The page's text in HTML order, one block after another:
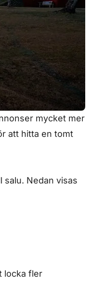
mycket mer
att hitta en tomt
salu. Nedan visas
locka fler